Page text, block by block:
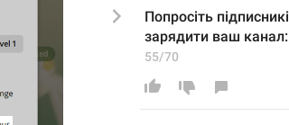
Попросіть
зарядити ваш канал:
55/70